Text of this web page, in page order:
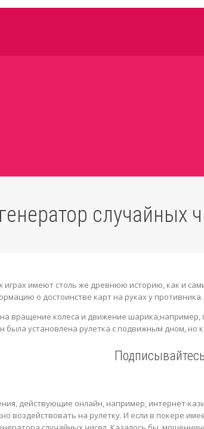
случайных
имеют столь же древнюю историю, как и
о достоинстве карт на руках у противника.
вращение колеса и движение
была установлена рулетка с подвижным дном, но
действующие онлайн, например, интернет-
воздействовать на рулетку. И если в покере